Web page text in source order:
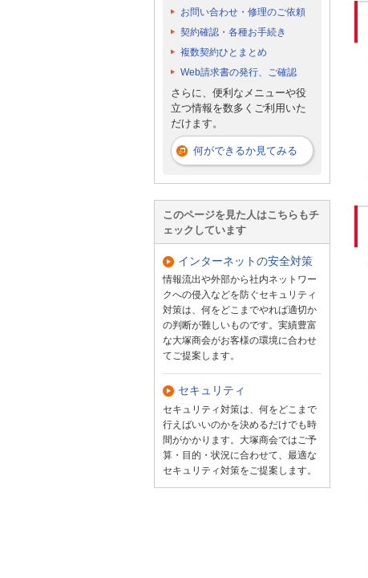
お問い合わせ・修理のご依頼
契約確認・各種お手続き
複数契約ひとまとめ
Web請求書の発行、ご確認
さらに、便利なメニューや役
立つ情報を数多くご利用いた
だけます。
何ができるか見てみる
このページを見た人はこちらもチ
ェックしています
インターネットの安全対策
情報流出や外部から社内ネットワー
クへの侵入などを防ぐセキュリティ
対策は、何をどこまでやれば適切か
の判断が難しいものです。実績豊富
な大塚商会がお客様の環境に合わせ
てご提案します。
セキュリティ
セキュリティ対策は、何をどこまで
行えばいいのかを決めるだけでも時
間がかかります。大塚商会ではご予
算・目的・状況に合わせて、最適な
セキュリティ対策をご提案します。